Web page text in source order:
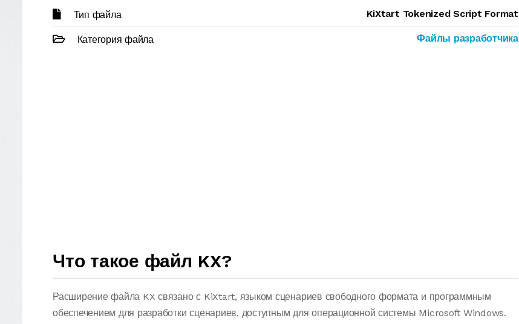
Тип файла KiXtart Tokenized Script Format
Категория файла Файлы разработчика
Что такое файл KX?
Расширение файла KX связано с KiXtart, языком сценариев свободного формата и программным
обеспечением для разработки сценариев, доступным для операционной системы Microsoft Windows.